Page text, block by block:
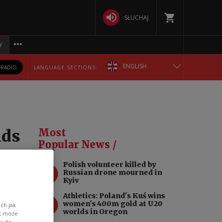
SŁUCHAJ
RADIO LANGUAGE SECTIONS: ENGLISH
РУССКИЙ
УКРАЇНСЬКА
Most
Popular News /
Polish volunteer killed by
Russian drone mourned in
Kyiv
Athletics: Poland's Kuś wins
women's 400m gold at U20
worlds in Oregon
jak
może